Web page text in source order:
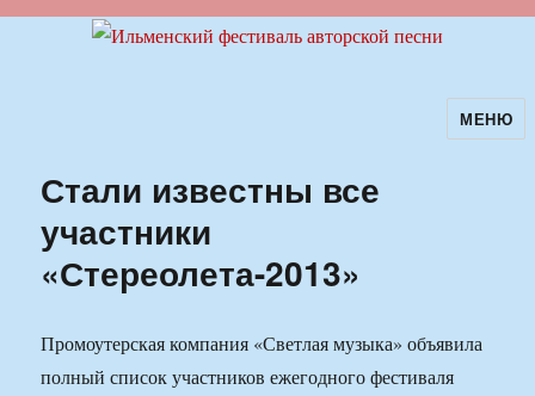
Ильменский фестиваль авторскойМЕНЮ
Стали известны все
участники
«Стереолета-2013»
Промоутерская компания «Светлая музыка» объявила
полный список участников ежегодного фестиваля